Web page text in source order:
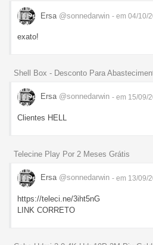
Ersa @sonnedarwin - em 04/10/
exato!
Shell Box - Desconto Para
Ersa @sonnedarwin - em 15/09/
Clientes HELL
Telecine Play Por 2 Meses Grátis
Ersa @sonnedarwin - em 13/09/
https://teleci.ne/3iht5nG
LINK CORRETO